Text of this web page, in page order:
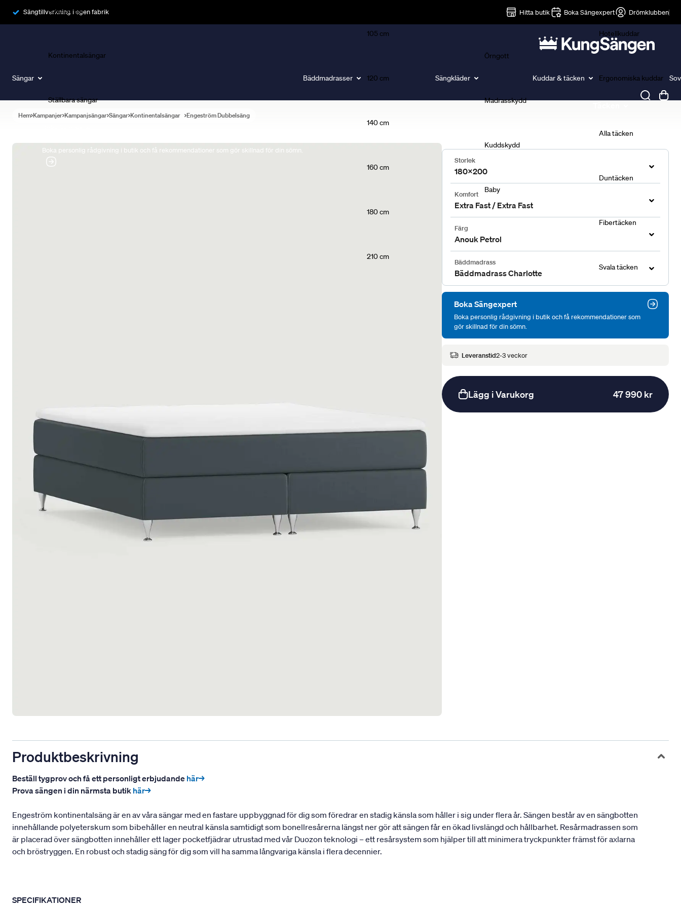
Sängtillverkning i egen fabrik Hitta butik Boka Sängexpert Drömklubben
Sängar
Ramsängar
Kontinentalsängar
Ställbara sängar
Boka personlig rådgivning i butik och få rekommendationer som gör skillnad för din sömn.
Bäddmadrasser
105 cm
120 cm
140 cm
160 cm
180 cm
210 cm
Sängkläder
Örngott
Madrasskydd
Kuddskydd
Baby
Kuddar & täcken
Hotellkuddar
Ergonomiska kuddar
Alla täcken
Duntäcken
Fibertäcken
Svala täcken
Hem Kampanjer Kampanjsängar Sängar Kontinentalsängar Engeström Dubbelsäng
Storlek
180x200
Komfort
Extra Fast / Extra Fast
Färg
Anouk Petrol
Bäddmadrass
Bäddmadrass Charlotte
Boka Sängexpert
Boka personlig rådgivning i butik och få rekommendationer som
gör skillnad för din sömn.
Leveranstid2-3 veckor
Lägg i Varukorg 47 990 kr
Produktbeskrivning
Beställ tygprov och få ett personligt erbjudande här→
Prova sängen i din närmsta butik här→
Engeström kontinentalsäng är en av våra sängar med en fastare uppbyggnad för dig som föredrar en stadig känsla som håller i sig under flera år. Sängen består av en sängbotten
innehållande polyeterskum som bibehåller en neutral känsla samtidigt som bonellresårerna längst ner gör att sängen får en ökad livslängd och hållbarhet. Resårmadrassen som
är placerad över sängbotten innehåller ett lager pocketfjädrar utrustad med vår Duozon teknologi – ett resårsystem som hjälper till att minimera tryckpunkter främst för axlarna
och bröstryggen. En robust och stadig säng för dig som vill ha samma långvariga känsla i flera decennier.
SPECIFIKATIONER